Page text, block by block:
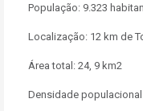
População: 9.323
Localização: 12 km de
Área total: 24, 9 km2
Densidade